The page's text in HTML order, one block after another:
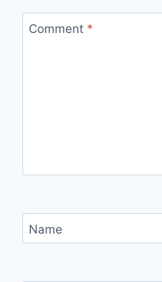
Comment *
Name